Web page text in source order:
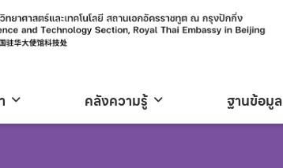
คลังความรู้ ฐานข้อมูล